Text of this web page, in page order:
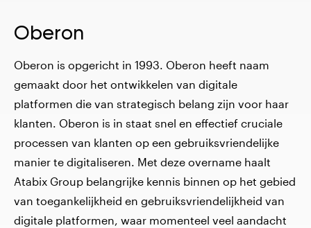
Oberon
Oberon is opgericht in 1993. Oberon heeft naam
gemaakt door het ontwikkelen van digitale
platformen die van strategisch belang zijn voor haar
klanten. Oberon is in staat snel en effectief cruciale
processen van klanten op een gebruiksvriendelijke
manier te digitaliseren. Met deze overname haalt
Atabix Group belangrijke kennis binnen op het gebied
van toegankelijkheid en gebruiksvriendelijkheid van
digitale platformen, waar momenteel veel aandacht